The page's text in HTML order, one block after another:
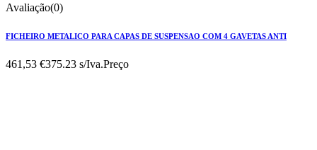
Avaliação(0)
FICHEIRO METALICO PARA CAPAS DE SUSPENSAO COM 4 GAVETAS ANTI
461,53 €375.23 s/Iva.Preço